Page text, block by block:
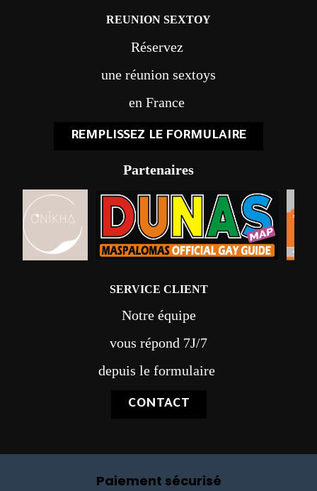
REUNION SEXTOY
Réservez
une réunion sextoys
en France
REMPLISSEZ LE FORMULAIRE
Partenaires
SERVICE CLIENT
Notre équipe
vous répond 7J/7
depuis le formulaire
CONTACT
Paiement sécurisé